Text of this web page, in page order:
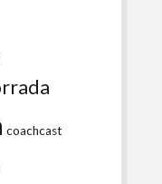
coachcast